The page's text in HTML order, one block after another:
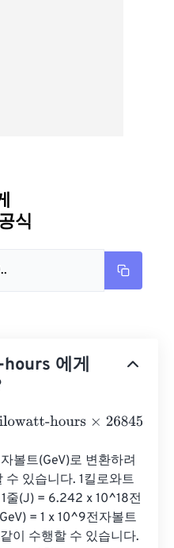
식
에게
hours×
볼트(GeV)로 변환하려
수 있습니다. 1킬로와트
줄(J) = 6.242 x 10^18전
= 1 x 10^9전자볼트
이 수행할 수 있습니다.